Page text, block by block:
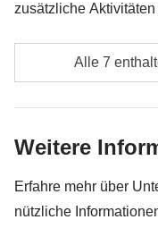
zusätzliche Aktivitäten
teilnehmen möchte.
variieren und es kann
auszuführen. In
Transport zu/
La Paz
Alle
Alle 7
Weitere
Erfahre mehr über
nützliche